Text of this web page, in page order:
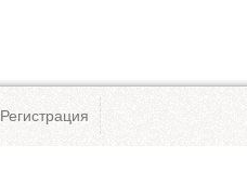
Регистрация